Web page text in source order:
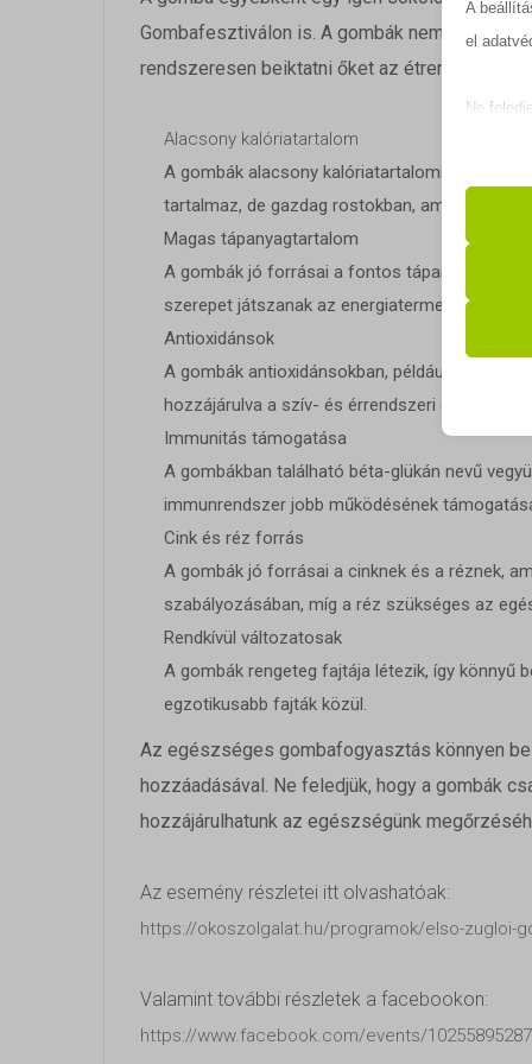
Gombafesztiválon is. A gombák nemcsak
rendszeresen beiktatni őket az étrendünkbe:
Alacsony kalóriatartalom
A gombák alacsony kalóriatartalommal
tartalmaz, de gazdag rostokban, ami segíthet
Magas tápanyagtartalom
A gombák jó forrásai a fontos
szerepet játszanak az energiatermelésben és
Antioxidánsok
A gombák antioxidánsokban, például
hozzájárulva a szív- és érrendszeri
Immunitás támogatása
A gombákban található béta-glükán nevű
immunrendszer jobb működésének
Cink és réz forrás
A gombák jó forrásai a cinknek és a réznek,
szabályozásában, míg a réz szükséges az
Rendkívül változatosak
A gombák rengeteg fajtája létezik, így könnyű
egzotikusabb fajták közül.
Az egészséges gombafogyasztás könnyen
hozzáadásával. Ne feledjük, hogy a gombák
hozzájárulhatunk az egészségünk
Az esemény részletei itt olvashatóak:
https://okoszolgalat.hu/programok/elso-zugloi-
Valamint további részletek a facebookon:
https://www.facebook.com/events/
A
el
Ne
sütik
A
A
_fbc
_fbp
Ezek
ba_sid*